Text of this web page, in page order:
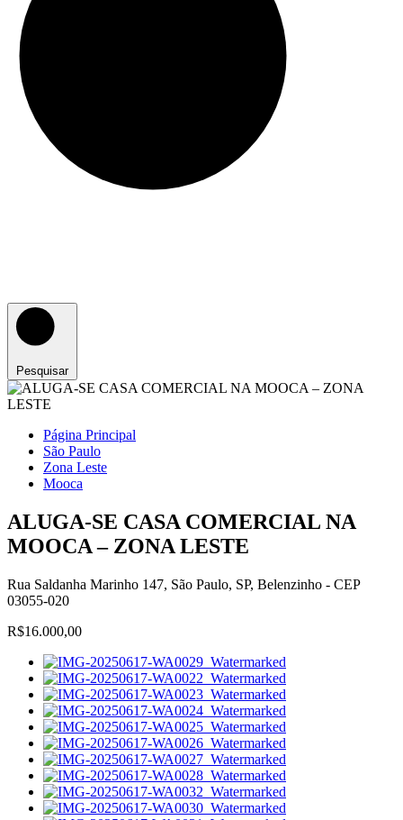
Pesquisar
Página Principal
São Paulo
Zona Leste
Mooca
ALUGA-SE CASA COMERCIAL NA
MOOCA – ZONA LESTE
Rua Saldanha Marinho 147, São Paulo, SP, Belenzinho - CEP
03055-020
R$16.000,00